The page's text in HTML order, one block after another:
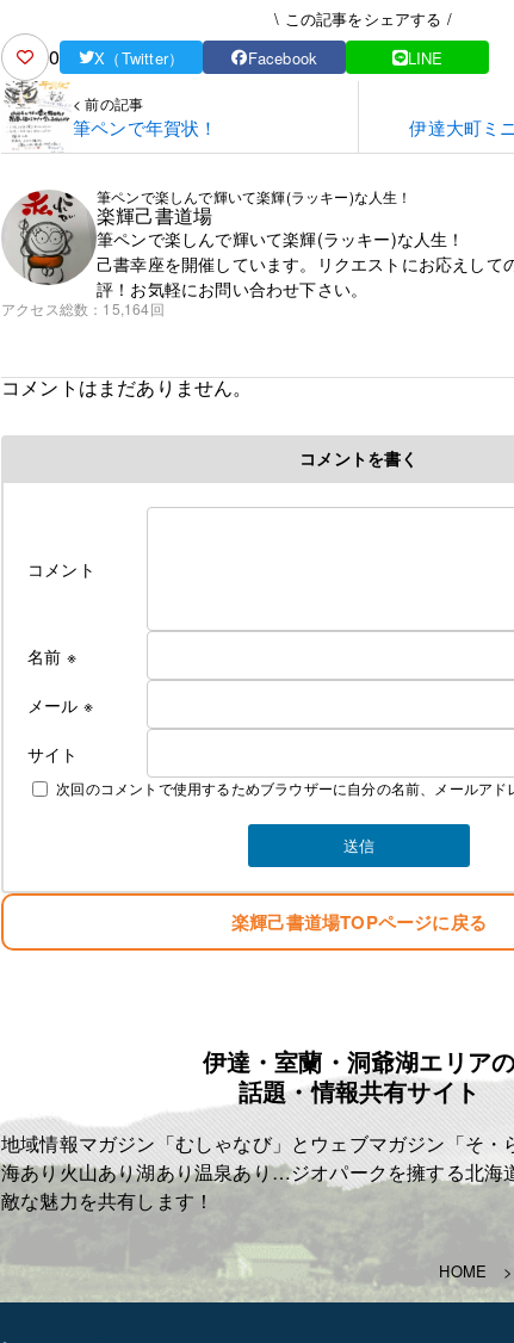
0
\ この記事をシェアする /
X（Twitter）
Facebook LINE
< 前の記事
筆ペンで年賀状！ 伊達大町ミ
筆ペンで楽しんで輝いて楽輝(ラッキー)な人生！
楽輝己書道場
筆ペンで楽しんで輝いて楽輝(ラッキー)な人生！
己書幸座を開催しています。リクエストにお応えして
評！お気軽にお問い合わせ下さい。
アクセス総数 15,164回
コメントはまだありません。
コメントを書く
コメント
名前 ※
メール ※
サイト
次回のコメントで使用するためブラウザーに自分の名前、メールアド
楽輝己書道場TOPページに戻る
伊達・室蘭・洞爺湖エリアの
話題・情報共有サイト
地域情報マガジン「むしゃなび」とウェブマガジン「そ・
海あり火山あり湖あり温泉あり…ジオパークを擁する北海
敵な魅力を共有します！
HOME